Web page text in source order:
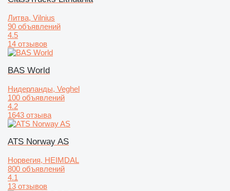
Литва, Vilnius
90 объявлений
4.5
14 отзывов
BAS World
Нидерланды, Veghel
100 объявлений
4.2
1643 отзыва
ATS Norway AS
Норвегия, HEIMDAL
800 объявлений
4.1
13 отзывов